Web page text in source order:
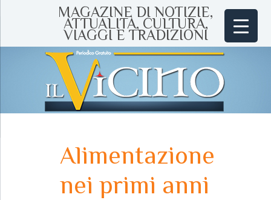
MAGAZINE DI NOTIZIE,
ATTUALITÀ, CULTURA,
VIAGGI E TRADIZIONI
Alimentazione
nei primi anni